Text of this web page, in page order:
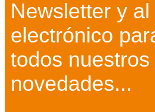
Newsletter y
electrónico
todos
novedades...